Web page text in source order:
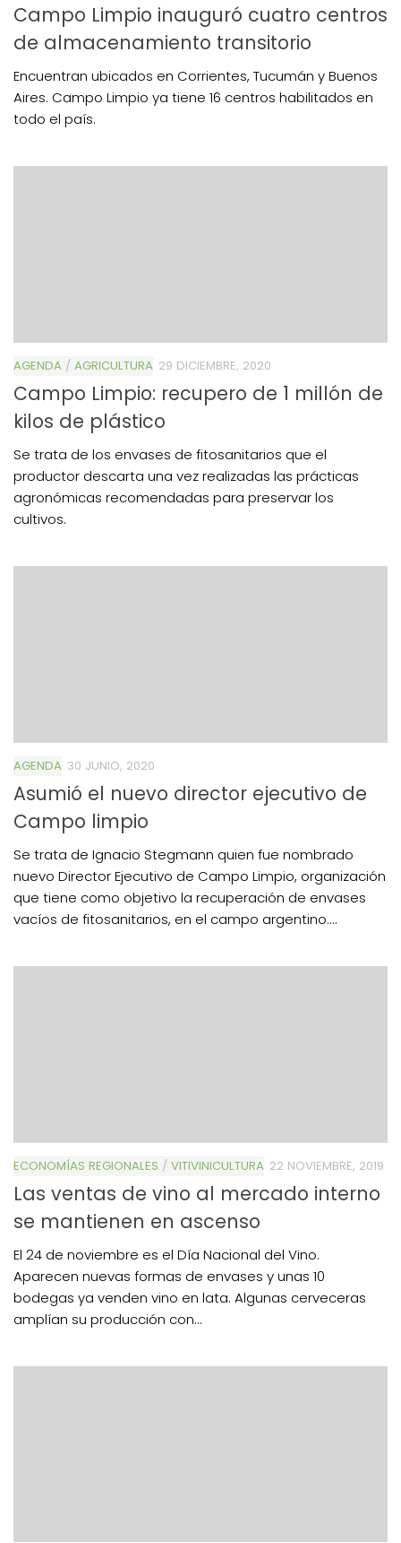
Campo Limpio inauguró cuatro centros
de almacenamiento transitorio
Encuentran ubicados en Corrientes, Tucumán y Buenos
Aires. Campo Limpio ya tiene 16 centros habilitados en
todo el país.
AGENDA / AGRICULTURA 29 DICIEMBRE, 2020
Campo Limpio: recupero de 1 millón de
kilos de plástico
Se trata de los envases de fitosanitarios que el
productor descarta una vez realizadas las prácticas
agronómicas recomendadas para preservar los
cultivos.
AGENDA 30 JUNIO, 2020
Asumió el nuevo director ejecutivo de
Campo limpio
Se trata de Ignacio Stegmann quien fue nombrado
nuevo Director Ejecutivo de Campo Limpio, organización
que tiene como objetivo la recuperación de envases
vacíos de fitosanitarios, en el campo argentino....
ECONOMÍAS REGIONALES / VITIVINICULTURA 22 NOVIEMBRE, 2019
Las ventas de vino al mercado interno
se mantienen en ascenso
El 24 de noviembre es el Día Nacional del Vino.
Aparecen nuevas formas de envases y unas 10
bodegas ya venden vino en lata. Algunas cerveceras
amplían su producción con...